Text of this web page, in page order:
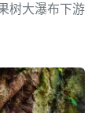
树大瀑布下游